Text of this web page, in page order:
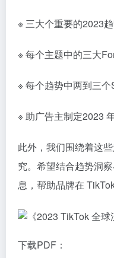
※ 三大个重要的2023
※ 每个主题中的三大
※ 每个趋势中两到三
※ 助广告主制定2023
此外，我们围绕着这
究。希望结合趋势洞
息，帮助品牌在
下载PDF：